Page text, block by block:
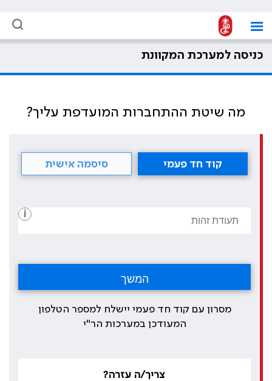
כניסה למערכת המקוונת
מה שיטת ההתחברות המועדפת עליך?
קוד חד פעמי סיסמה אישית
i
מסרון עם קוד חד פעמי יישלח למספר הטלפון
המעודכן במערכות הר"י
צריך/ה עזרה?